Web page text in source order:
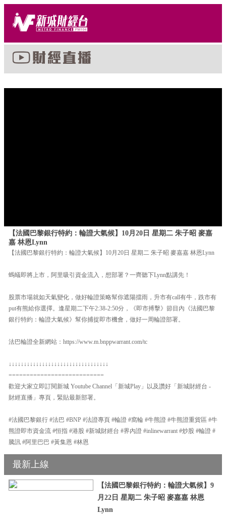
【法國巴黎銀行特約：輪證大氣候】10月20日 星期二 朱子昭 麥嘉
嘉 林恩Lynn
【法國巴黎銀行特約：輪證大氣候】10月20日 星期二 朱子昭 麥嘉嘉 林恩Lynn
螞蟻即將上市，阿里吸引資金流入，想部署？一齊聽下Lynn點講先！
股票市場就如天氣變化，做好輪證策略幫你遮陽擋雨，升市有call有牛，跌市有
put有熊給你選擇。逢星期二下午2:38-2:50分，《即市搏擊》節目內《法國巴黎
銀行特約：輪證大氣候》幫你捕捉即市機會，做好一周輪證部署。
法巴輪證全新網站：https://www.m.bnppwarrant.com/tc
↓↓↓↓↓↓↓↓↓↓↓↓↓↓↓↓↓↓↓↓↓↓↓↓↓↓↓↓↓↓↓↓↓
===========================
歡迎大家立即訂閱新城 Youtube Channel「新城Play」以及讚好「新城財經台 -
財經直播」專頁，緊貼最新部署。
#法國巴黎銀行 #法巴 #BNP #法證專頁 #輪證 #窩輪 #牛熊證 #牛熊證重貨區 #牛
熊證即市資金流 #恒指 #港股 #新城財經台 #界內證 #inlinewarrant #炒股 #輪證 #
騰訊 #阿里巴巴 #黃集恩 #林恩
最新上線
【法國巴黎銀行特約：輪證大氣候】9
月22日 星期二 朱子昭 麥嘉嘉 林恩
Lynn